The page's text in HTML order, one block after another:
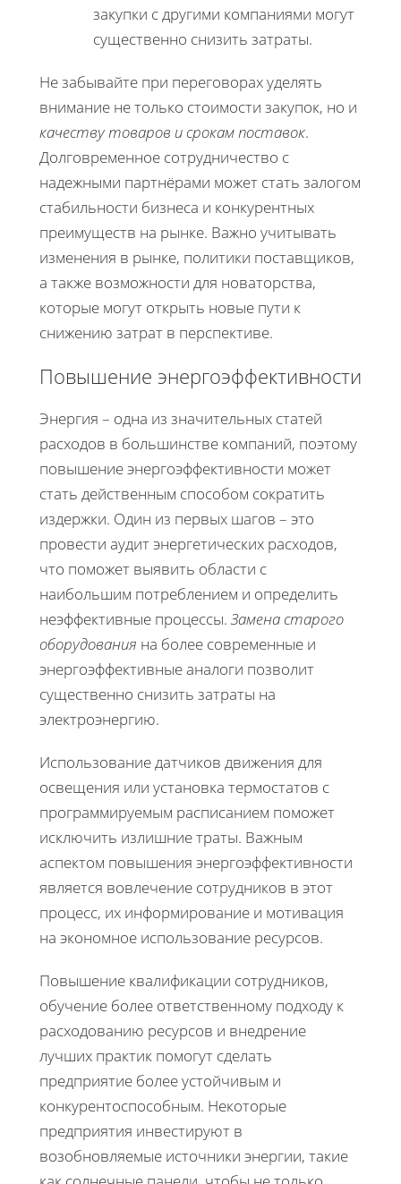
закупки с другими компаниями могут
существенно снизить затраты.
Не забывайте при переговорах уделять
внимание не только стоимости закупок, но и
качеству товаров и срокам поставок.
Долговременное сотрудничество с
надежными партнёрами может стать залогом
стабильности бизнеса и конкурентных
преимуществ на рынке. Важно учитывать
изменения в рынке, политики поставщиков,
а также возможности для новаторства,
которые могут открыть новые пути к
снижению затрат в перспективе.
Повышение энергоэффективности
Энергия – одна из значительных статей
расходов в большинстве компаний, поэтому
повышение энергоэффективности может
стать действенным способом сократить
издержки. Один из первых шагов – это
провести аудит энергетических расходов,
что поможет выявить области с
наибольшим потреблением и определить
неэффективные процессы.Замена старого
оборудования на более современные и
энергоэффективные аналоги позволит
существенно снизить затраты на
электроэнергию.
Использование датчиков движения для
освещения или установка термостатов с
программируемым расписанием поможет
исключить излишние траты. Важным
аспектом повышения энергоэффективности
является вовлечение сотрудников в этот
процесс, их информирование и мотивация
на экономное использование ресурсов.
Повышение квалификации сотрудников,
обучение более ответственному подходу к
расходованию ресурсов и внедрение
лучших практик помогут сделать
предприятие более устойчивым и
конкурентоспособным. Некоторые
предприятия инвестируют в
возобновляемые источники энергии, такие